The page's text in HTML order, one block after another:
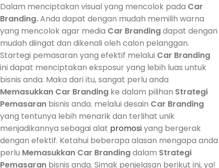
Dalam menciptakan visual yang mencolok pada Car
Branding.Anda dapat dengan mudah memilih warna
yang mencolok agar media Car Brandingdapat dengan
mudah diingat dan dikenali oleh calon pelanggan.
Startegi pemasaran yang efektif melalui Car Branding
ini dapat menciptakan eksposur yang lebih luas untuk
bisnis anda. Maka dari itu, sangat perlu anda
Memasukkan Car Branding ke dalam pilihan Strategi
Pemasaran bisnis anda. melalui desain Car Branding
yang tentunya lebih menarik dan terlihat unik
menjadikannya sebagai alat promosiyang bergerak
dengan efektif. Ketahui beberapa alasan mengapa anda
perlu Memasukkan Car Brandingdalam Strategi
Pemasaran bisnis anda. Simak penjelasan berikut ini, ya!